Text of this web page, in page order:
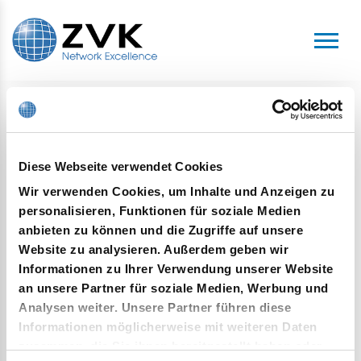
Diese Webseite verwendet Cookies
Wir verwenden Cookies, um Inhalte und Anzeigen zu
personalisieren, Funktionen für soziale Medien
anbieten zu können und die Zugriffe auf unsere
Website zu analysieren. Außerdem geben wir
Informationen zu Ihrer Verwendung unserer Website
an unsere Partner für soziale Medien, Werbung und
Analysen weiter. Unsere Partner führen diese
Informationen möglicherweise mit weiteren Daten
Seiteninhalt
Menü
Sie
sind
ZVK GmbH
Zertifikatsnachweis
Sollten Sie detaillierte
Informationen zu den jeweiligen
Qualitätsmanagement-Systemen
der ZVK benötigen, melden Sie sich
gerne telefonisch oder per E-Mail